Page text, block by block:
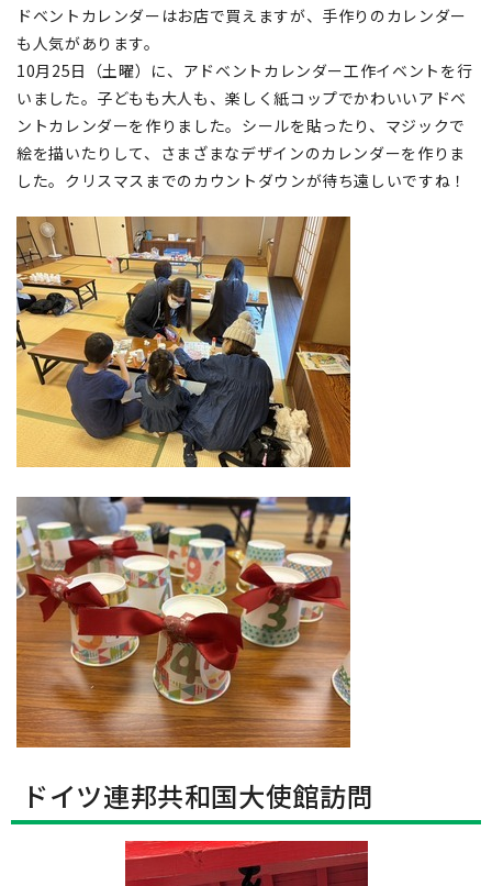
ドベントカレンダーはお店で買えますが、手作りのカレンダー
も人気があります。
10月25日（土曜）に、アドベントカレンダー工作イベントを行
いました。子どもも大人も、楽しく紙コップでかわいいアドベ
ントカレンダーを作りました。シールを貼ったり、マジックで
絵を描いたりして、さまざまなデザインのカレンダーを作りま
した。クリスマスまでのカウントダウンが待ち遠しいですね！
ドイツ連邦共和国大使館訪問